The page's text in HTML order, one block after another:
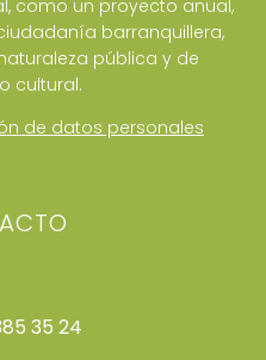
como un proyecto anual,
barranquillera,
pública y de
cultural.
de datos personales
35 24